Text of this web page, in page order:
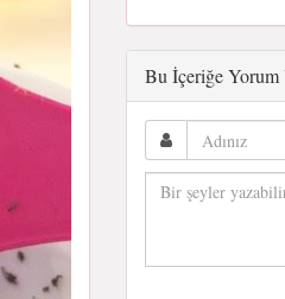
Bu İçeriğe Yorum